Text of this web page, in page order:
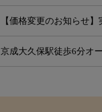
【価格変更のお知らせ
京成大久保駅徒歩6分オ